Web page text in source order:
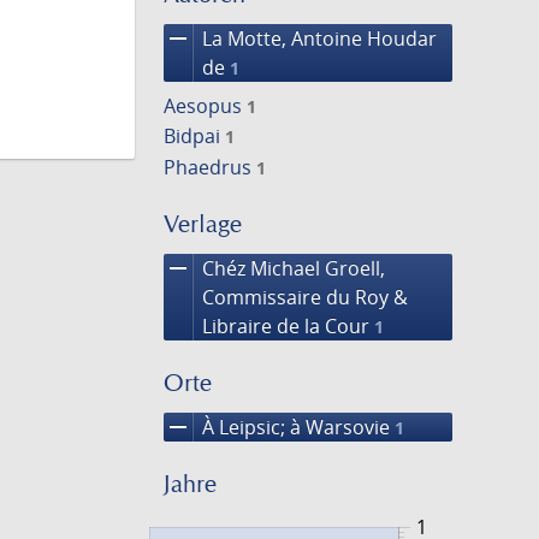
remove
La Motte, Antoine Houdar
de 1
Aesopus 1
Bidpai 1
Phaedrus 1
Verlage
remove
Chéz Michael Groell,
Commissaire du Roy &
Libraire de la Cour 1
Orte
remove À Leipsic; à Warsovie 1
Jahre
1